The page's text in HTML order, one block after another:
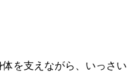
を支えながら、いっさい